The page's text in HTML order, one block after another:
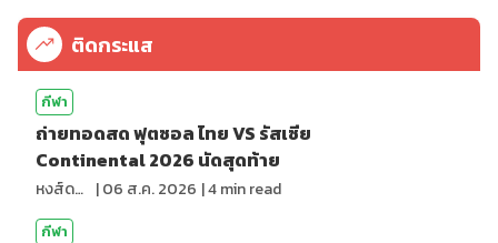
ติดกระแส
กีฬา
ถ่ายทอดสด ฟุตซอล ไทย VS รัสเซีย
Continental 2026 นัดสุดท้าย
หงส์ดรุณ |06 ส.ค. 2026 |4min read
กีฬา